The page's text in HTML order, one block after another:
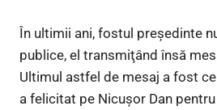
În ultimii ani, fostul președinte
publice, el transmiţând însă
Ultimul astfel de mesaj a fost
a felicitat pe Nicuşor Dan